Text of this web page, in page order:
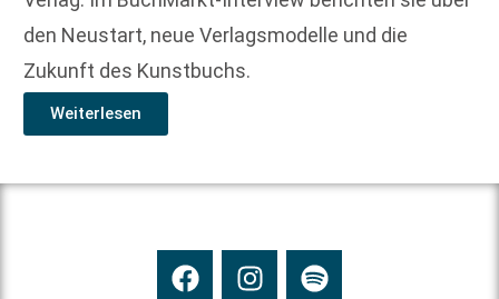
den Neustart, neue Verlagsmodelle und die
Zukunft des Kunstbuchs.
Weiterlesen